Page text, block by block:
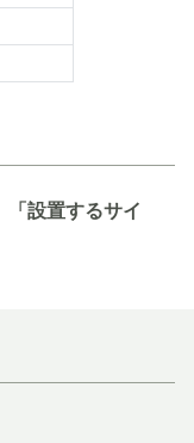
「設置するサイ